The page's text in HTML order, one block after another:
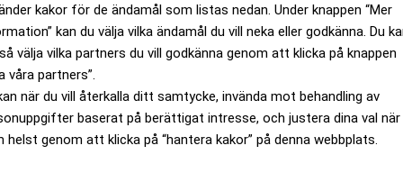
kakor för de ändamål som listas nedan. Under knappen “Mer
kan du välja vilka ändamål du vill neka eller godkänna. Du
välja vilka partners du vill godkänna genom att klicka på knappen
våra partners”.
när du vill återkalla ditt samtycke, invända mot behandling av
baserat på berättigat intresse, och justera dina val när
helst genom att klicka på “hantera kakor” på denna webbplats.
22/20081222073819_Realtid599/
AB